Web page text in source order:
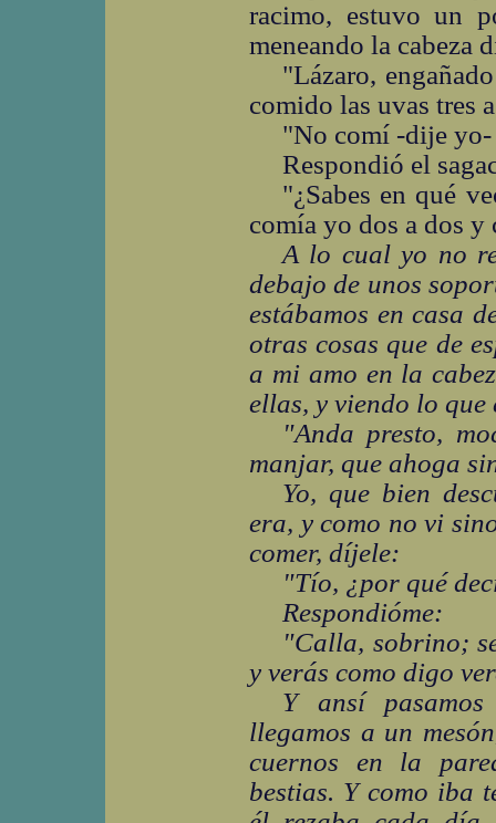
racimo, estuvo un
meneando la cabeza
"Lázaro,
comido las uvas tres
"No comí -dije yo-
Respondió el
"¿Sabes en qué
comía yo dos a dos y
A lo cual yo no
debajo de unos
estábamos en casa
otras cosas que de
a mi amo en la
ellas, y viendo lo
"Anda presto,
manjar, que ahoga
Yo, que bien
era, y como no vi
comer, díjele:
"Tío, ¿por qué
Respondióme:
"Calla, sobrino;
y verás como digo
Y ansí
llegamos a un
cuernos en la
bestias. Y como iba